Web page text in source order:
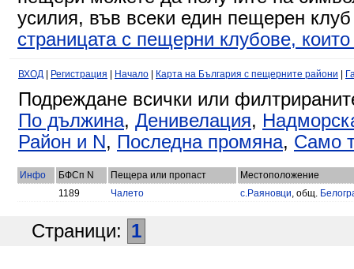
усилия, във всеки един пещерен
страницата с пещерни клубове,
ВХОД Регистрация Начало Карта на България с пещерните райони
Подреждане всички или
По дължина, Денивелация,
Район и N, Последна промяна, Само
Инфо БФСп N Пещера или пропаст
Местоположение
1189
Чалето с.Раяновци, общ.
Страници: 1